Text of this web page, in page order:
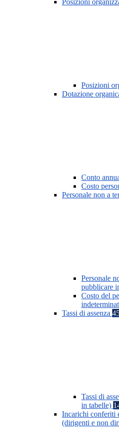
Posizioni
Posizioni
Dotazione
Conto
Costo
Personale non a
Personale
pubblicare
Costo del
Tassi di assenza
Tassi di
in tabelle)
Incarichi conferiti
(dirigenti e non